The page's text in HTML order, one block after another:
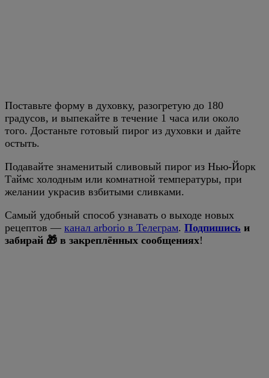
Поставьте форму в духовку, разогретую до 180
градусов, и выпекайте в течение 1 часа или около
того. Достаньте готовый пирог из духовки и дайте
остыть.
Подавайте знаменитый сливовый пирог из Нью-Йорк
Таймс холодным или комнатной температуры, при
желании украсив взбитыми сливками.
Самый удобный способ узнавать о выходе новых
рецептов — канал arborio в Телеграм. Подпишись и
забирай 🎁 в закреплённых сообщениях!